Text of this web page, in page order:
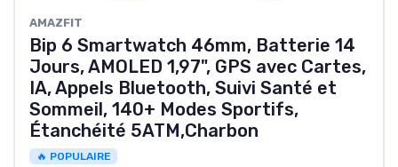
‎AMAZFIT
Bip 6 Smartwatch 46mm, Batterie 14
Jours, AMOLED 1,97", GPS avec Cartes,
IA, Appels Bluetooth, Suivi Santé et
Sommeil, 140+ Modes Sportifs,
Étanchéité 5ATM,Charbon
🔥 POPULAIRE